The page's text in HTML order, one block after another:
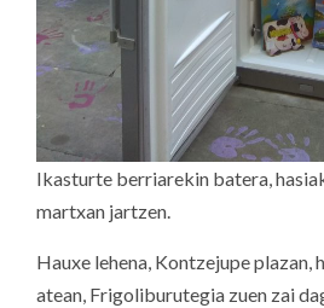
Ikasturte berriarekin batera,
martxan jartzen.
Hauxe lehena, Kontzejupe plazan,
atean, Frigoliburutegia zuen zai